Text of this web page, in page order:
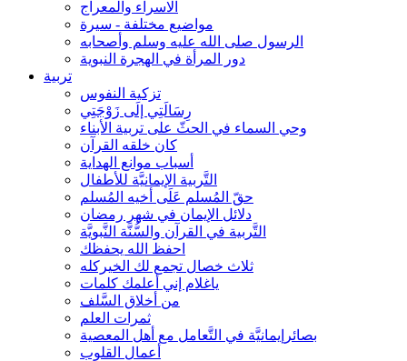
الاسراء والمعراج
مواضيع مختلفة - سيرة
الرسول صلى الله عليه وسلم وأصحابه
دور المرأة في الهجرة النبوية
تربية
تزكية النفوس
رِسَالَتِي إلَى زَوْجَتِي
وحي السماء في الحثّ على تربية الأبناء
كان خلقه القرآن
أسباب موانع الهداية
التَّربية الإيمانيَّة للأطفال
حقّ المُسلم عَلَى أخيه المُسلم
دلائل الإيمان في شهر رمضان
التَّربية في القرآن والسُّنَّة النَّبويَّة
احفظ الله يحفظك
ثلاث خصال تجمع لك الخيركله
ياغلام إني أعلمك كلمات
من أخلاق السَّلف
ثمرات العلم
بصائرإيمانيَّة في التَّعامل مع أهل المعصية
أعمال القلوب